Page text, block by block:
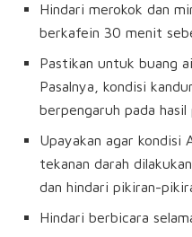
Hindari merokok dan
berkafein 30 menit
Pastikan untuk buang
Pasalnya, kondisi
berpengaruh pada hasil
Upayakan agar kondisi
tekanan darah
dan hindari pikiran-
Hindari berbicara